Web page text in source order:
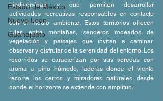
Estado de México
Nuevo León
Guanajuato
biodiversidad y que permiten desarrollar
actividades recreativas responsables en contacto
con el medio ambiente. Estos territorios ofrecen
rutas entre montañas, senderos rodeados de
vegetación y paisajes que invitan a caminar,
observar y disfrutar de la serenidad del entorno. Los
recorridos se caracterizan por sus veredas con
aroma a pino húmedo, laderas donde el viento
recorre los cerros y miradores naturales desde
donde el horizonte se extiende con amplitud.